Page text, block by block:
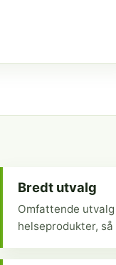
Bredt utvalg
Omfattende
helseprodukter,